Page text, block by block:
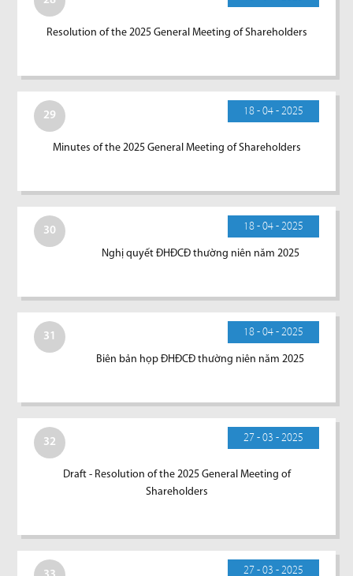
Resolution of the 2025 General Meeting of Shareholders
29 18 - 04 - 2025
Minutes of the 2025 General Meeting of Shareholders
30 18 - 04 - 2025
Nghị quyết ĐHĐCĐ thường niên năm 2025
31 18 - 04 - 2025
Biên bản họp ĐHĐCĐ thường niên năm 2025
32 27 - 03 - 2025
Draft - Resolution of the 2025 General Meeting of
Shareholders
27 - 03 - 2025